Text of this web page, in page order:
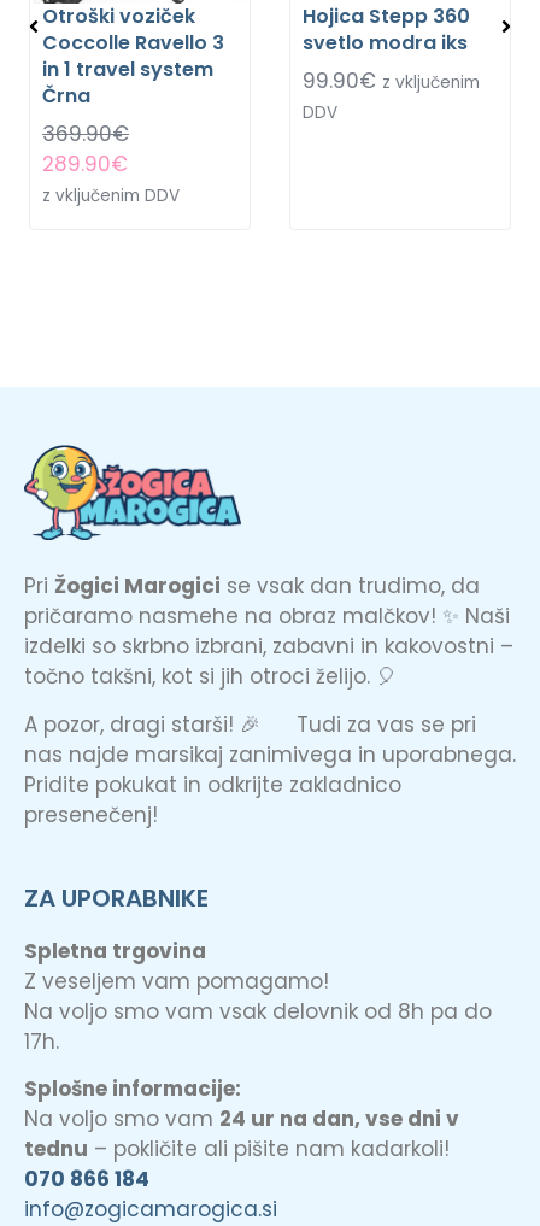
Otroški voziček
Coccolle Ravello 3
in 1 travel system
Črna
369.90€
289.90€
z vključenim DDV
Hojica Stepp 360
svetlo modra iks
99.90€ z vključenim
DDV
Pri Žogici Marogici se vsak dan trudimo, da
pričaramo nasmehe na obraz malčkov! ✨ Naši
izdelki so skrbno izbrani, zabavni in kakovostni –
točno takšni, kot si jih otroci želijo. 🎈
A pozor, dragi starši! 🎉 Tudi za vas se pri
nas najde marsikaj zanimivega in uporabnega.
Pridite pokukat in odkrijte zakladnico
presenečenj!
ZA UPORABNIKE
Spletna trgovina
Z veseljem vam pomagamo!
Na voljo smo vam vsak delovnik od 8h pa do
17h.
Splošne informacije:
Na voljo smo vam 24 ur na dan, vse dni v
tednu – pokličite ali pišite nam kadarkoli!
070 866 184
info@zogicamarogica.si